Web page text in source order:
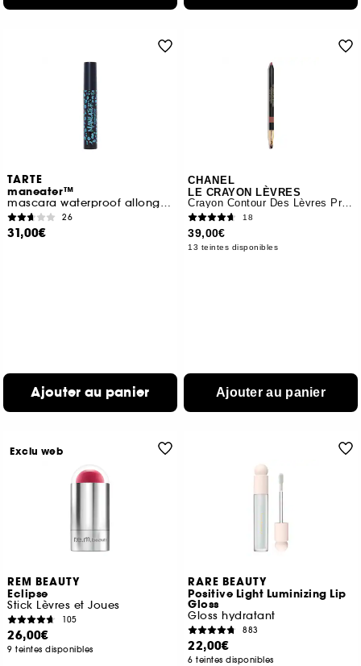
TARTE
maneater™
mascara waterproof allongeant et volumisant
26
31,00€
Ajouter au panier
CHANEL
LE CRAYON LÈVRES
Crayon Contour Des Lèvres Précision
18
39,00€
13 teintes disponibles
Ajouter au panier
REM BEAUTY
Eclipse
Stick Lèvres et Joues
105
26,00€
9 teintes disponibles
Exclu web
RARE BEAUTY
Positive Light Luminizing Lip
Gloss
Gloss hydratant
883
22,00€
6 teintes disponibles